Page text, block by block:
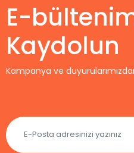
E-
Kaydolun
Kampanya ve